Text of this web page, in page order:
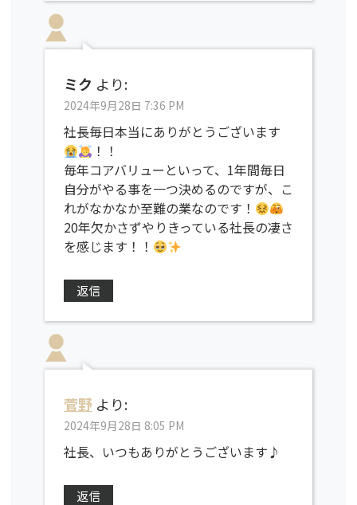
ミク より:
2024年9月28日 7:36 PM
社長毎日本当にありがとうございます
！！
毎年コアバリューといって、1年間毎日
自分がやる事を一つ決めるのですが、こ
れがなかなか至難の業なのです！
20年欠かさずやりきっている社長の凄さ
を感じます！！
返信
菅野 より:
2024年9月28日 8:05 PM
社長、いつもありがとうございます♪
返信